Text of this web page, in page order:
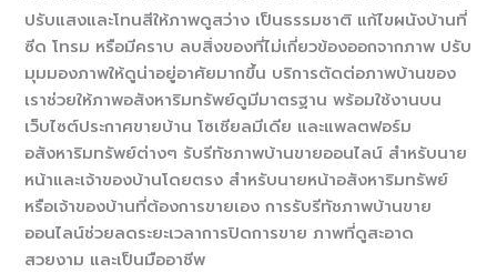
ปรับแสงและโทนสีให้ภาพดูสว่าง เป็นธรรมชาติ แก้ไขผนังบ้านที่
ซีด โทรม หรือมีคราบ ลบสิ่งของที่ไม่เกี่ยวข้องออกจากภาพ ปรับ
มุมมองภาพให้ดูน่าอยู่อาศัยมากขึ้น บริการตัดต่อภาพบ้านของ
เราช่วยให้ภาพอสังหาริมทรัพย์ดูมีมาตรฐาน พร้อมใช้งานบน
เว็บไซต์ประกาศขายบ้าน โซเชียลมีเดีย และแพลตฟอร์ม
อสังหาริมทรัพย์ต่างๆ รับรีทัชภาพบ้านขายออนไลน์ สำหรับนาย
หน้าและเจ้าของบ้านโดยตรง สำหรับนายหน้าอสังหาริมทรัพย์
หรือเจ้าของบ้านที่ต้องการขายเอง การรับรีทัชภาพบ้านขาย
ออนไลน์ช่วยลดระยะเวลาการปิดการขาย ภาพที่ดูสะอาด
สวยงาม และเป็นมืออาชีพ